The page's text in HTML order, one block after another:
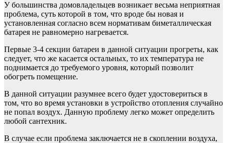
У большинства домовладельцев возникает весьма неприятная
проблема, суть которой в том, что вроде бы новая и
установленная согласно всем нормативам биметаллическая
батарея не равномерно нагревается.
Первые 3-4 секции батареи в данной ситуации прогреты, как
следует, что же касается остальных, то их температура не
поднимается до требуемого уровня, который позволит
обогреть помещение.
В данной ситуации разумнее всего будет удостовериться в
том, что во время установки в устройство отопления случайно
не попал воздух. Данную проблему легко может определить
любой сантехник.
В случае если проблема заключается не в скоплении воздуха,